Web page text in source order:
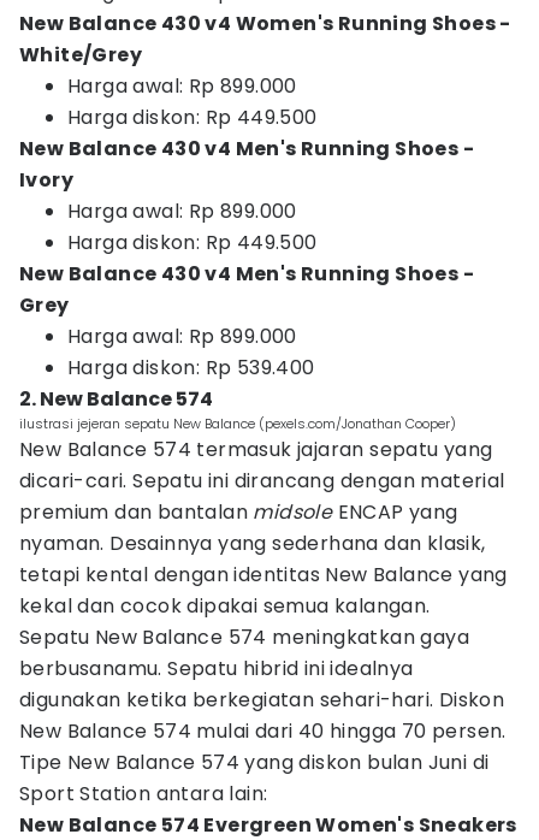
New Balance 430 v4 Women's Running Shoes -
White/Grey
Harga awal: Rp 899.000
Harga diskon: Rp 449.500
New Balance 430 v4 Men's Running Shoes -
Ivory
Harga awal: Rp 899.000
Harga diskon: Rp 449.500
New Balance 430 v4 Men's Running Shoes -
Grey
Harga awal: Rp 899.000
Harga diskon: Rp 539.400
2. New Balance 574
ilustrasi jejeran sepatu New Balance (pexels.com/Jonathan Cooper)
New Balance 574 termasuk jajaran sepatu yang
dicari-cari. Sepatu ini dirancang dengan material
premium dan bantalan midsoleENCAP yang
nyaman. Desainnya yang sederhana dan klasik,
tetapi kental dengan identitas New Balance yang
kekal dan cocok dipakai semua kalangan.
Sepatu New Balance 574 meningkatkan gaya
berbusanamu. Sepatu hibrid ini idealnya
digunakan ketika berkegiatan sehari-hari. Diskon
New Balance 574 mulai dari 40 hingga 70 persen.
Tipe New Balance 574 yang diskon bulan Juni di
Sport Station antara lain:
New Balance 574 Evergreen Women's Sneakers